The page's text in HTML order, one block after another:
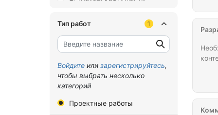
Брянская область
Владимирская область
Волгоградская область
Тип работ 1
Войдите или зарегистрируйтесь,
чтобы выбрать несколько
категорий
Проектные работы